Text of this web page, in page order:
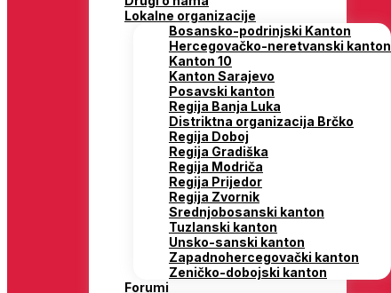
Lokalne organizacije
Bosansko-podrinjski Kanton
Hercegovačko-neretvanski kanton
Kanton 10
Kanton Sarajevo
Posavski kanton
Regija Banja Luka
Distriktna organizacija Brčko
Regija Doboj
Regija Gradiška
Regija Modriča
Regija Prijedor
Regija Zvornik
Srednjobosanski kanton
Tuzlanski kanton
Unsko-sanski kanton
Zapadnohercegovački kanton
Zeničko-dobojski kanton
Forumi